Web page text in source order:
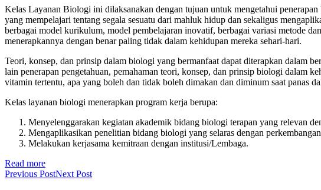
Kelas Layanan Biologi ini dilaksanakan dengan tujuan untuk mengetahui
yang mempelajari tentang segala sesuatu dari mahluk hidup dan sekaligus
berbagai model kurikulum, model pembelajaran inovatif, berbagai variasi metode
menerapkannya dengan benar paling tidak dalam kehidupan mereka sehari-hari.
Teori, konsep, dan prinsip dalam biologi yang bermanfaat dapat diterapkan dalam
lain penerapan pengetahuan, pemahaman teori, konsep, dan prinsip biologi dalam
vitamin tertentu, apa yang boleh dan tidak boleh dimakan dan diminum saat panas
Kelas layanan biologi menerapkan program kerja berupa:
Menyelenggarakan kegiatan akademik bidang biologi terapan yang relevan
Mengaplikasikan penelitian bidang biologi yang selaras dengan
Melakukan kerjasama kemitraan dengan institusi/Lembaga.
Read more
Previous PostNext Post